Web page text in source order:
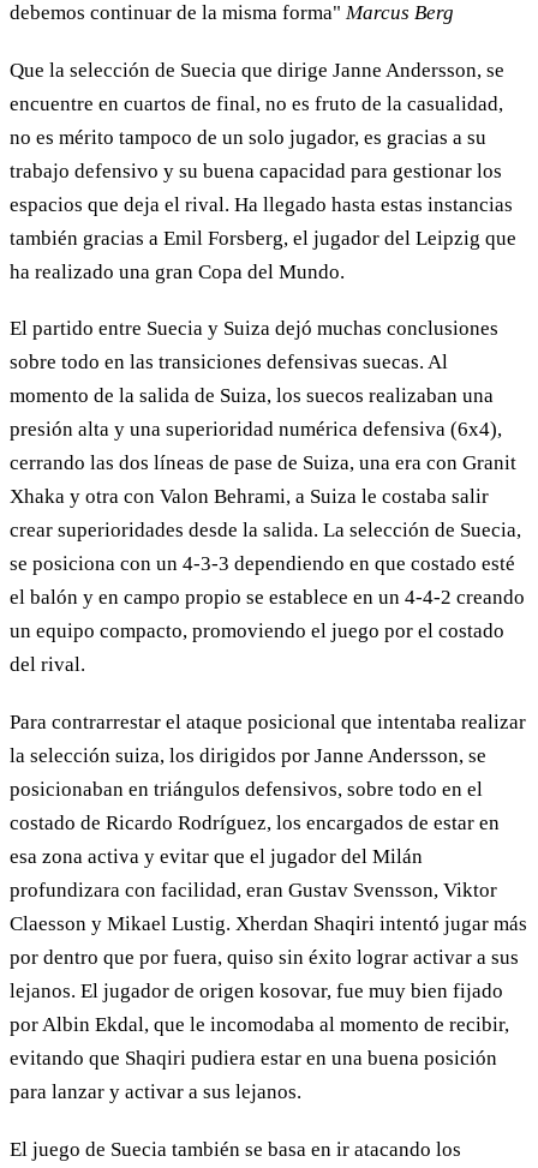
debemos continuar de la misma forma" Marcus Berg
Que la selección de Suecia que dirige Janne Andersson, se
encuentre en cuartos de final, no es fruto de la casualidad,
no es mérito tampoco de un solo jugador, es gracias a su
trabajo defensivo y su buena capacidad para gestionar los
espacios que deja el rival. Ha llegado hasta estas instancias
también gracias a Emil Forsberg, el jugador del Leipzig que
ha realizado una gran Copa del Mundo.
El partido entre Suecia y Suiza dejó muchas conclusiones
sobre todo en las transiciones defensivas suecas. Al
momento de la salida de Suiza, los suecos realizaban una
presión alta y una superioridad numérica defensiva (6x4),
cerrando las dos líneas de pase de Suiza, una era con Granit
Xhaka y otra con Valon Behrami, a Suiza le costaba salir
crear superioridades desde la salida. La selección de Suecia,
se posiciona con un 4-3-3 dependiendo en que costado esté
el balón y en campo propio se establece en un 4-4-2 creando
un equipo compacto, promoviendo el juego por el costado
del rival.
Para contrarrestar el ataque posicional que intentaba realizar
la selección suiza, los dirigidos por Janne Andersson, se
posicionaban en triángulos defensivos, sobre todo en el
costado de Ricardo Rodríguez, los encargados de estar en
esa zona activa y evitar que el jugador del Milán
profundizara con facilidad, eran Gustav Svensson, Viktor
Claesson y Mikael Lustig. Xherdan Shaqiri intentó jugar más
por dentro que por fuera, quiso sin éxito lograr activar a sus
lejanos. El jugador de origen kosovar, fue muy bien fijado
por Albin Ekdal, que le incomodaba al momento de recibir,
evitando que Shaqiri pudiera estar en una buena posición
para lanzar y activar a sus lejanos.
El juego de Suecia también se basa en ir atacando los